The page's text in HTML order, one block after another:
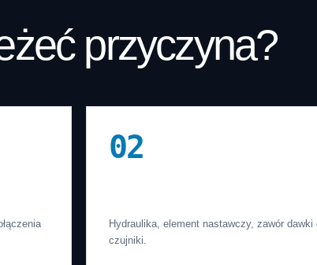
przyczyna?
02
Hydraulika, element nastawczy, zawór dawki
czujniki.